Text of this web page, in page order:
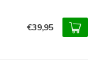
€39,95